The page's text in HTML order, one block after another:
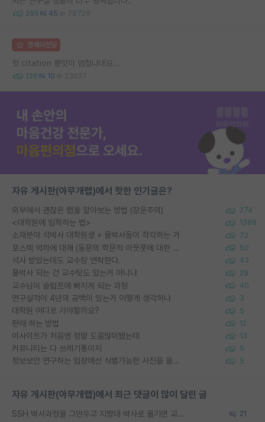
295 45 78729
명예의전당
첫 citation 뽕맛이 엄청나네요...
136 10 23027
자유 게시판(아무개랩)에서 핫한 인기글은?
외부에서 괜찮은 랩을 알아보는 방법 (장문주의) 274
<대학원에 입학하는 법> 1388
소재분야 석박사 대학원생 + 물박사들이 착각하는 거 72
포스텍 억까에 대해 (동문의 학문적 아웃풋에 대한 반박) 50
석사 받았는데도 교수랑 연락한다. 43
물박사 되는 건 교수탓도 있는거 아니냐 29
교수님이 슬럼프에 빠지게 되는 과정 40
연구실적이 4년의 공백이 있는거 어떻게 생각하냐 3
대학원 어디로 가야할까요? 5
편애 하는 방법 12
이사이트가 처음엔 정말 도움많이됐는데 13
커뮤니티는 다 쓰레기통이지 5
정보보안 연구하는 입장에선 식별가능한 사진을 올리는건 비추이긴함 5
자유 게시판(아무개랩)에서 최근 댓글이 많이 달린 글
SSH 박사과정을 그만두고 지방대 박사로 옮기면 교수의 꿈은 끝일까요? 21